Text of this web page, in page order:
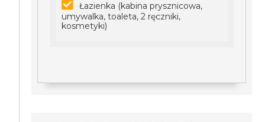
Łazienka (kabina prysznicowa,
umywalka, toaleta, 2 ręczniki,
kosmetyki)